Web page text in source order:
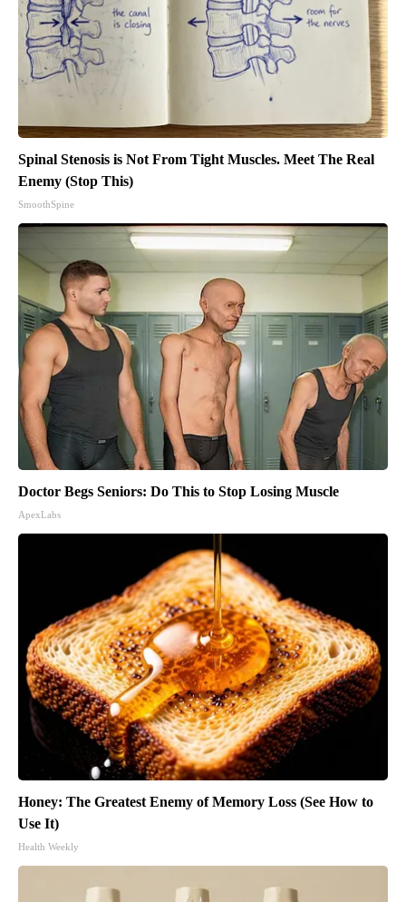
Spinal Stenosis is Not From Tight Muscles. Meet The Real
Enemy (Stop This)
SmoothSpine
Doctor Begs Seniors: Do This to Stop Losing Muscle
ApexLabs
Honey: The Greatest Enemy of Memory Loss (See How to
Use It)
Health Weekly